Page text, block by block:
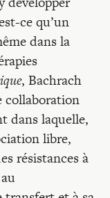
ce qu’un
dans la
, Bachrach
collaboration
dans laquelle,
libre,
résistances à